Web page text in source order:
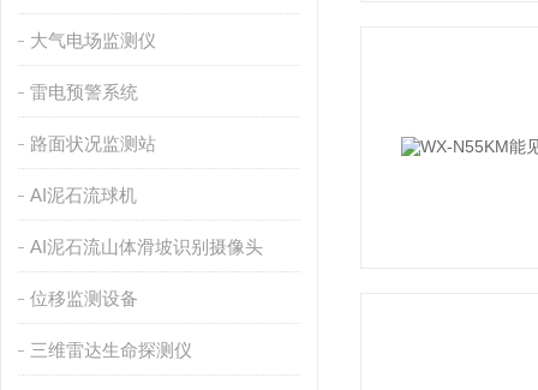
大气电场监测仪
雷电预警系统
路面状况监测站
AI泥石流球机
AI泥石流山体滑坡识别摄像头
位移监测设备
三维雷达生命探测仪